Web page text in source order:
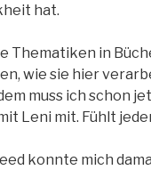
hat.
Thematiken in
wie sie hier
muss ich schon
Leni mit. Fühlt
konnte mich